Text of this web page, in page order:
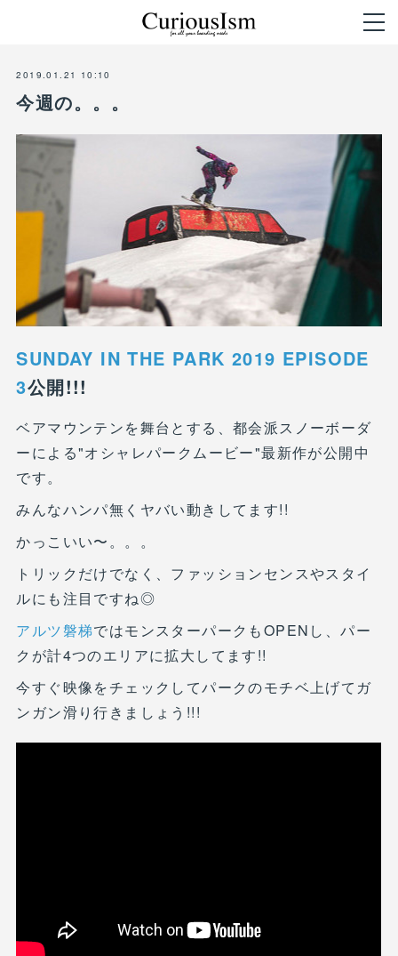
2019.01.21 10:10
今週の。。。
SUNDAY IN THE PARK 2019 EPISODE
3公開!!!
ベアマウンテンを舞台とする、都会派スノーボーダ
ーによる"オシャレパークムービー"最新作が公開中
です。
みんなハンパ無くヤバい動きしてます!!
かっこいい〜。。。
トリックだけでなく、ファッションセンスやスタイ
ルにも注目ですね◎
アルツ磐梯ではモンスターパークもOPENし、パー
クが計4つのエリアに拡大してます!!
今すぐ映像をチェックしてパークのモチベ上げてガ
ンガン滑り行きましょう!!!